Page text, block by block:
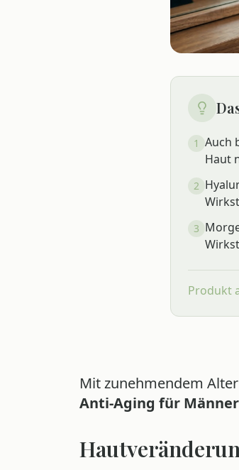
1 Auch
Haut
2
3
Produkt
Mit zunehmendem
Anti-Aging für Männer